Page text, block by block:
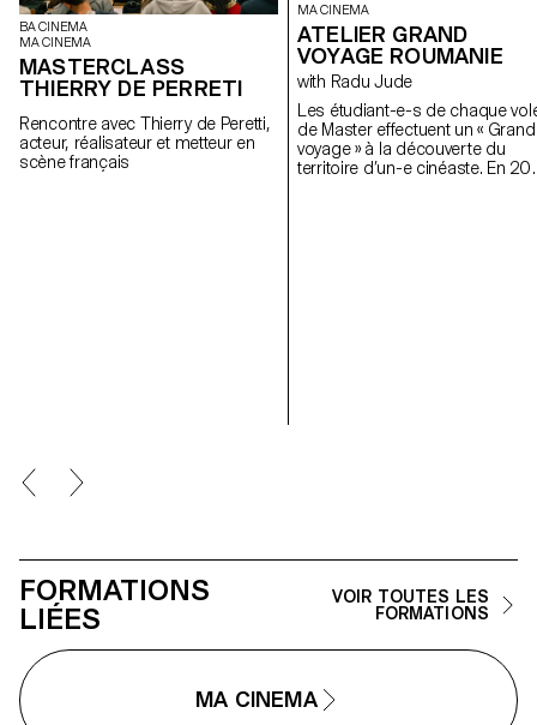
BA CINEMA
MA CINEMA
MASTERCLASS
THIERRY DE PERRETI
Rencontre avec Thierry de Peretti,
acteur, réalisateur et metteur en
scène français
MA CINEMA
ATELIER GRAND
VOYAGE ROUMANIE
with Radu Jude
Les étudiant-e-s de chaque
de Master effectuent un « Grand
voyage » à la découverte du
territoire d’un-e cinéaste. En
FORMATIONS
LIÉES
VOIR TOUTES LES
FORMATIONS
MA CINEMA